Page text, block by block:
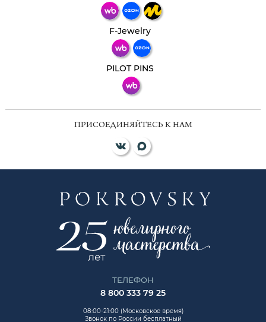
F-Jewelry
PILOT PINS
ПРИСОЕДИНЯЙТЕСЬ К НАМ
ТЕЛЕФОН
8 800 333 79 25
08:00-21:00 (Московское время)
Звонок по России бесплатный